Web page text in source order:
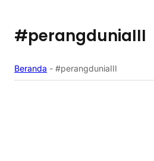
#perangduniaIII
Beranda - #perangduniaIII